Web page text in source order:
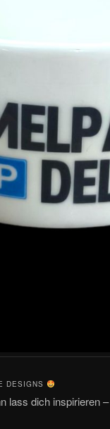
DESIGNS
lass dich inspirieren